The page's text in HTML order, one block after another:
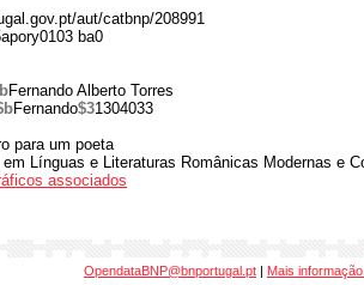
aut/catbnp/208991
ba0
Fernando Alberto Torres
Fernando$31304033
para um poeta
Línguas e Literaturas Românicas Modernas e
associados
OpendataBNP@bnportugal.pt | Mais